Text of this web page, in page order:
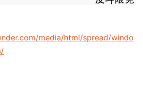
media/html/spread/windo